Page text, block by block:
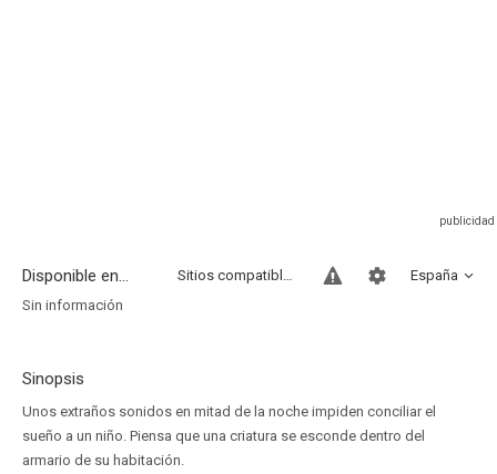
Disponible en... España
Sitios compatibles
Sin información
Sinopsis
Unos extraños sonidos en mitad de la noche impiden conciliar el
sueño a un niño. Piensa que una criatura se esconde dentro del
armario de su habitación.